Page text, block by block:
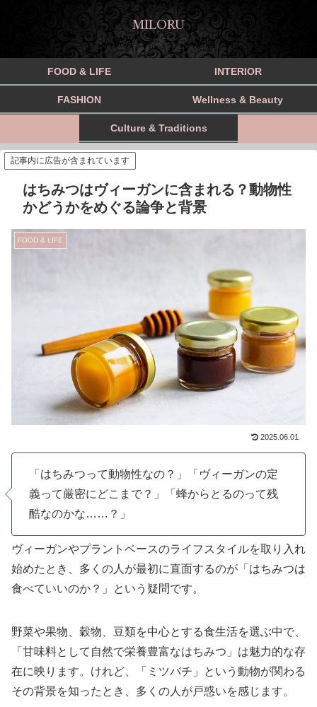
MILORU
FOOD & LIFE INTERIOR
FASHION Wellness & Beauty
Culture & Traditions
記事内に広告が含まれています
はちみつはヴィーガンに含まれる？動物性
かどうかをめぐる論争と背景
FOOD & LIFE
2025.06.01
「はちみつって動物性なの？」「ヴィーガンの定
義って厳密にどこまで？」「蜂からとるのって残
酷なのかな……？」
ヴィーガンやプラントベースのライフスタイルを取り入れ
始めたとき、多くの人が最初に直面するのが「はちみつは
食べていいのか？」という疑問です。
野菜や果物、穀物、豆類を中心とする食生活を選ぶ中で、
「甘味料として自然で栄養豊富なはちみつ」は魅力的な存
在に映ります。けれど、「ミツバチ」という動物が関わる
その背景を知ったとき、多くの人が戸惑いを感じます。